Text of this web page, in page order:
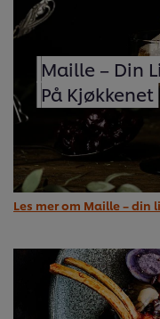
Maille – Din
På Kjøkkenet
Les mer om Maille –